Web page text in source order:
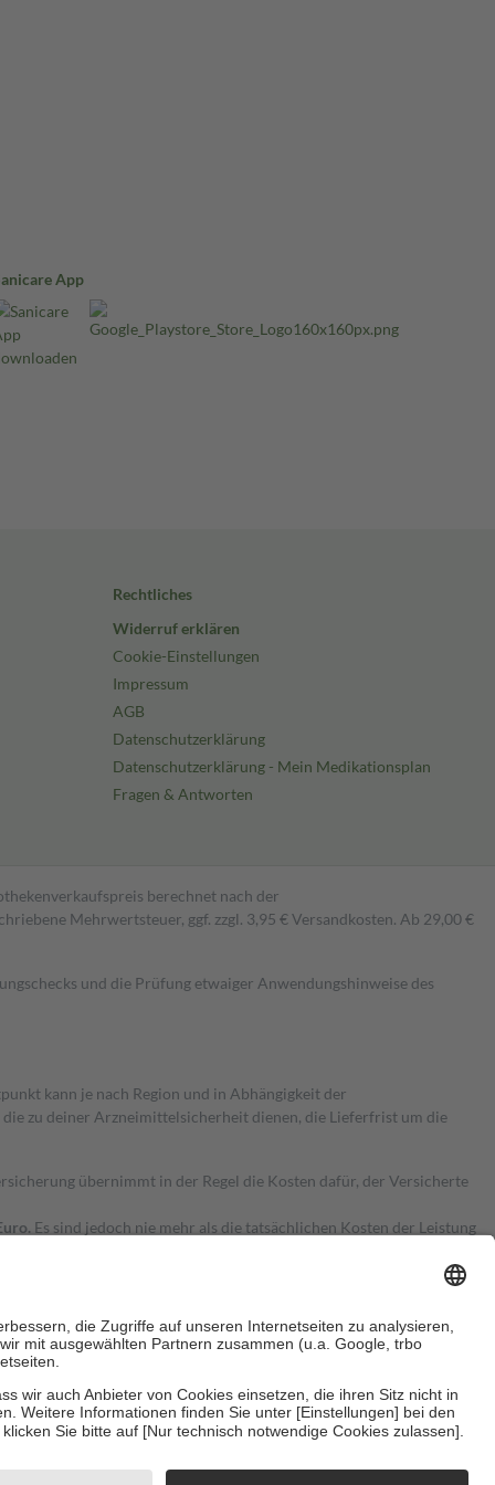
App
Rechtliches
Widerruf erklären
Cookie-Einstellungen
Impressum
AGB
Datenschutzerklärung
Datenschutzerklärung - Mein Medikationsplan
Fragen & Antworten
berechnet nach der
Mehrwertsteuer, ggf. zzgl. 3,95 € Versandkosten. Ab 29,00 €
und die Prüfung etwaiger Anwendungshinweise des
kann je nach Region und in Abhängigkeit der
zu deiner Arzneimittelsicherheit dienen, die Lieferfrist um die
übernimmt in der Regel die Kosten dafür, der Versicherte
Es sind jedoch nie mehr als die tatsächlichen Kosten der Leistung
Zuzahlungen an bei: